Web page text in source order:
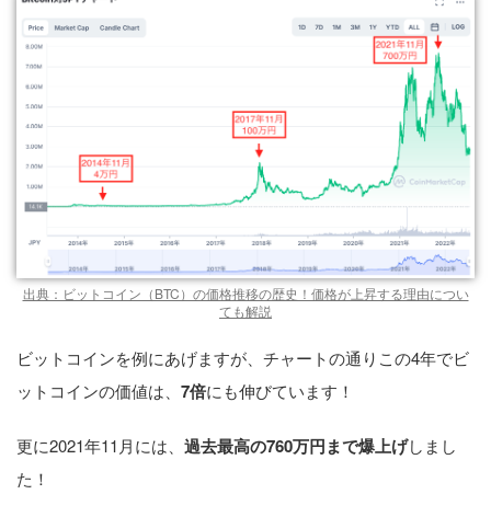
出典：ビットコイン（BTC）の価格推移の歴史！価格が上昇する理由につい
ても解説
ビットコインを例にあげますが、チャートの通りこの4年でビ
ットコインの価値は、 7倍にも伸びています！
更に2021年11月には、 過去最高の760万円まで爆上げしまし
た！